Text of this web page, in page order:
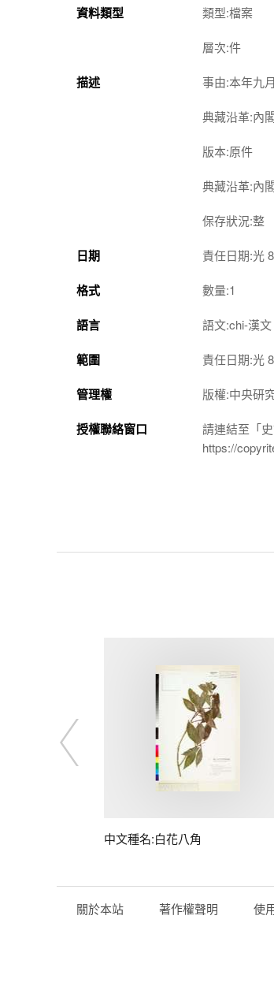
資料類型 類型:檔案
層次:件
描述 事由:本年九
典藏沿革:內
版本:原件
典藏沿革:內
保存狀況:整
日期 責任日期:光
格式 數量:1
語言 語文:chi-漢文
範圍 責任日期:光
管理權 版權:中央研
授權聯絡窗口
請連結至「
https://
中文種名:白花八角
關於本站 著作權聲明 使